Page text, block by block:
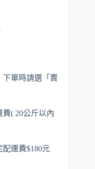
單時請選「賣
( 20公斤以內
運費$180元